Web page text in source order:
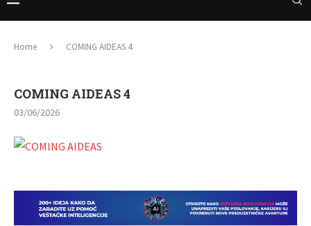
Home COMING AIDEAS 4
COMING AIDEAS 4
03/06/2026